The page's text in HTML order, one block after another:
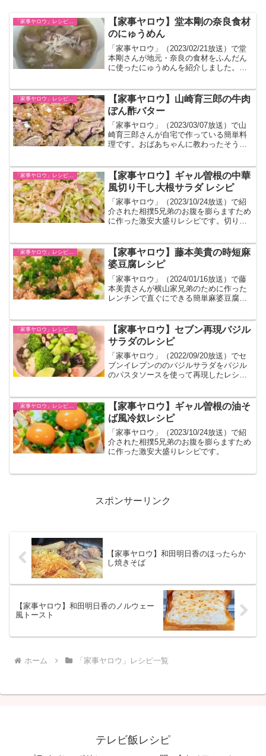
「家事ヤロウ」レシピ一覧
【家事ヤロウ】堂本剛の奈良食材
のにゅうめん
「家事ヤロウ」（2023/02/21放送）で堂
本剛さんが地元・奈良の食材をふんだん
に使ったにゅうめんを紹介しました。奈
【家事ヤロウ】山崎育三郎の牛肉
ぽん酢バター
「家事ヤロウ」（2023/03/07放送）で山
崎育三郎さんが自宅で作っている簡単料
理です。おばあちゃんに教わったそうで
【家事ヤロウ】ギャル曽根の中華
風切り干し大根サラダ レシピ
「家事ヤロウ」（2023/10/24放送）で紹
介された相撲5兄弟のお腹を膨らますため
に作った激安大盛りレシピです。切り干
「家事ヤロウ」レシピ一覧
【家事ヤロウ】藤本美貴の時短麻
婆豆腐レシピ
「家事ヤロウ」（2024/01/16放送）で藤
本美貴さんが横山家兄弟のために作った
レンチンで直ぐにできる簡単麻婆豆腐の
【家事ヤロウ】セブン再現バジル
サラダのレシピ
「家事ヤロウ」（2022/09/20放送）でセ
ブンイレブンののバジルサラダをバジル
のパスタソースを使って再現したレシピ
【家事ヤロウ】ギャル曽根の油そ
ば風冷奴レシピ
「家事ヤロウ」（2023/10/24放送）で紹
介された相撲5兄弟のお腹を膨らますため
に作った激安大盛りレシピです。
スポンサーリンク
【家事ヤロウ】和田明日香のほったらか
し焼きそば
【家事ヤロウ】和田明日香のノルウェー
風トースト
ホーム 「家事ヤロウ」レシピ一覧
テレビ飯レシピ